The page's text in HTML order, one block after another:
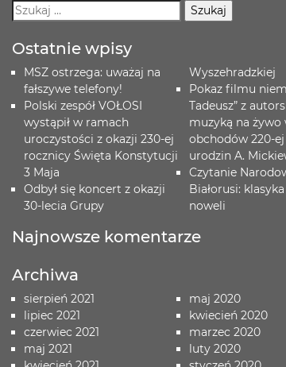
Ostatnie wpisy
MSZ ostrzega: uważaj na
fałszywe telefony!
Polski zespół VOŁOSI
wystąpił w ramach
uroczystości z okazji 230-ej
rocznicy Święta Konstytucji
3 Maja
Odbył się koncert z okazji
30-lecia Grupy
Wyszehradzkiej
Pokaz filmu
Tadeusz” z
muzyką na żywo
obchodów 220-
urodzin A.
Czytanie
Białorusi:
noweli
Najnowsze komentarze
Archiwa
sierpień 2021
lipiec 2021
czerwiec 2021
maj 2021
maj 2020
kwiecień 2020
marzec 2020
luty 2020